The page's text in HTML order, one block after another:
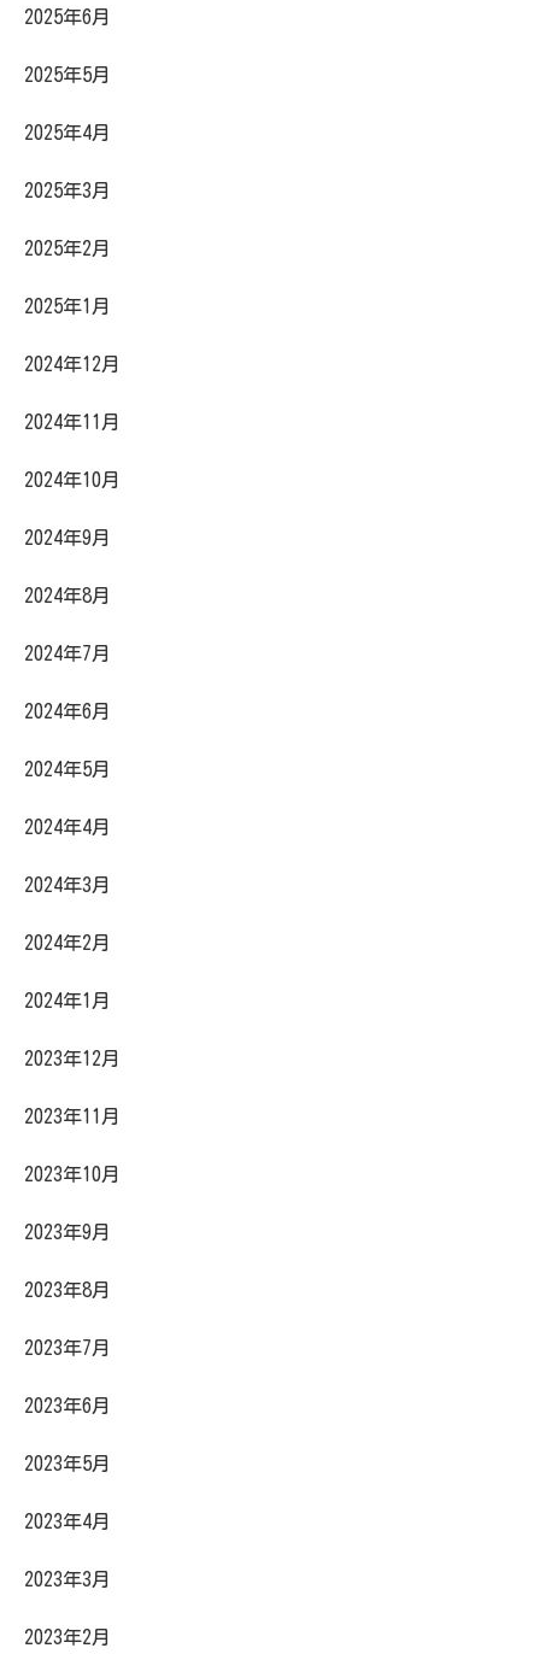
2025年6月
2025年5月
2025年4月
2025年3月
2025年2月
2025年1月
2024年12月
2024年11月
2024年10月
2024年9月
2024年8月
2024年7月
2024年6月
2024年5月
2024年4月
2024年3月
2024年2月
2024年1月
2023年12月
2023年11月
2023年10月
2023年9月
2023年8月
2023年7月
2023年6月
2023年5月
2023年4月
2023年3月
2023年2月